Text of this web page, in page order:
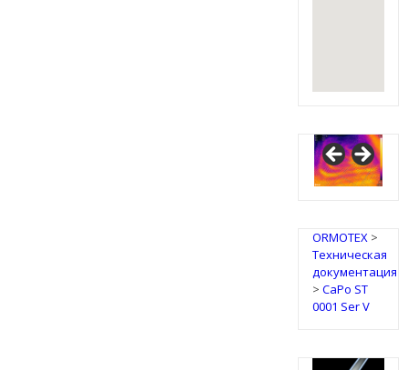
ORMOTEX>
Техническая
документация
> CaPo ST
0001 Ser V